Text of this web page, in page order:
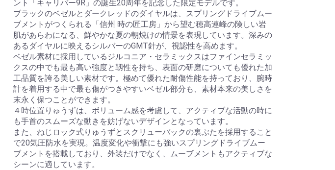
ント「キャリバー9R」の誕生20周年を記念した限定モデルです。
ブラックのベゼルとダークレッドのダイヤルは、スプリングドライブムー
ブメントがつくられる「信州 時の匠工房」から望む穂高連峰の険しい岩
肌があらわになる、鮮やかな夏の朝焼けの情景を表現しています。深みの
あるダイヤルに映えるシルバーのGMT針が、視認性を高めます。
ベゼル素材に採用しているジルコニア・セラミックスはファインセラミッ
クスの中でも最も高い強度と靱性を持ち、表面の研磨についても優れた加
工品質を誇る美しい素材です。極めて優れた耐傷性能を持っており、腕時
計を着用する中で最も傷がつきやすいベゼル部分も、素材本来の美しさを
末永く保つことができます。
４時位置りゅうずは、ボリューム感を考慮して、アクティブな活動の時に
も手首のスムーズな動きを妨げないデザインとなっています。
また、ねじロック式りゅうずとスクリューバックの裏ぶたを採用すること
で20気圧防水を実現。温度変化や衝撃にも強いスプリングドライブムー
ブメントを搭載しており、外装だけでなく、ムーブメントもアクティブな
シーンに適しています。